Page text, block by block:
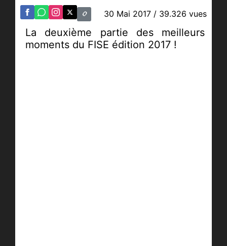
30 Mai 2017 / 39.326 vues
La deuxième partie des meilleurs
moments du FISE édition 2017 !